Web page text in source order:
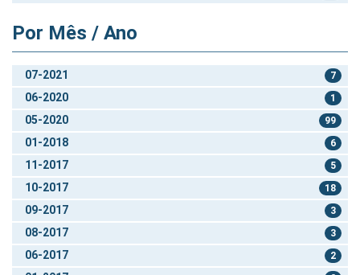
Por Mês / Ano
07-2021 7
06-2020 1
05-2020 99
01-2018 6
11-2017 5
10-2017 18
09-2017 3
08-2017 3
06-2017 2